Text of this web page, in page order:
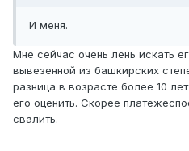
И меня.
Мне сейчас очень лень искать
вывезенной из башкирских
разница в возрасте более 10
его оценить. Скорее
свалить.